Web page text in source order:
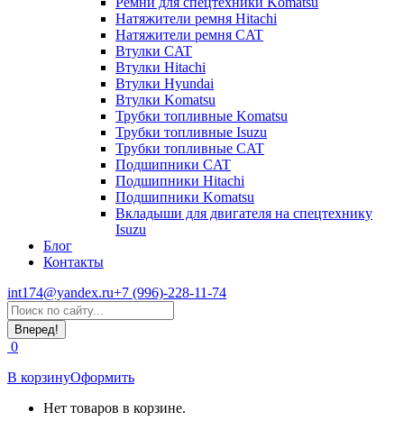
Натяжители ремня Hitachi
Натяжители ремня CAT
Втулки CAT
Втулки Hitachi
Втулки Hyundai
Втулки Komatsu
Трубки топливные Komatsu
Трубки топливные Isuzu
Трубки топливные CAT
Подшипники CAT
Подшипники Hitachi
Подшипники Komatsu
Вкладыши для двигателя на спецтехнику
Isuzu
Блог
Контакты
int174@yandex.ru+7 (996)-228-11-74
Страница
WhatsApp
открывается
в
новом
окне
Поиск:
0
В корзинуОформить
Нет товаров в корзине.